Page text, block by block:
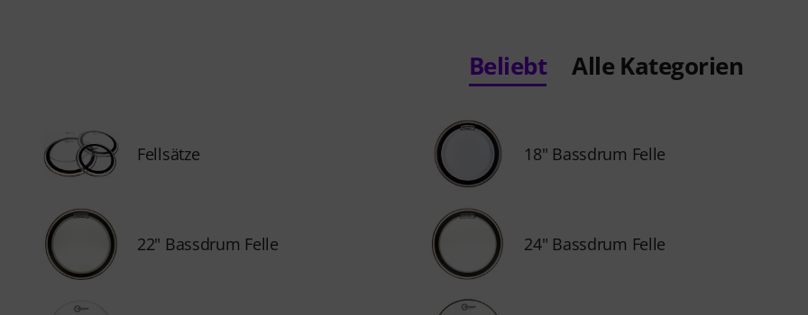
Beliebt Alle Kategorien
Fellsätze 18" Bassdrum Felle
22" Bassdrum Felle 24" Bassdrum Felle